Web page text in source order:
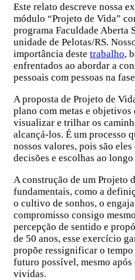
Este relato descreve nossa
módulo “Projeto de Vida”
programa Faculdade Aberta
unidade de Pelotas/RS.
importância deste trabalho,
enfrentados ao abordar a
pessoais com pessoas na
A proposta de Projeto de
plano com metas e objetivos
visualizar e trilhar os
alcançá-los. É um processo
nossos valores, pois são
decisões e escolhas ao
A construção de um Projeto
fundamentais, como a
o cultivo de sonhos, o
compromisso consigo
percepção de sentido e
de 50 anos, esse exercício
propõe ressignificar o
futuro possível, mesmo
vividas.